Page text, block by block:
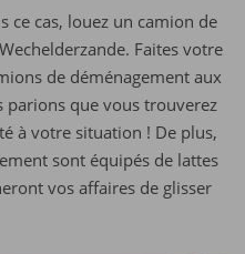
ce cas, louez un camion de
Faites votre
de déménagement aux
parions que vous trouverez
à votre situation ! De plus,
sont équipés de lattes
vos affaires de glisser